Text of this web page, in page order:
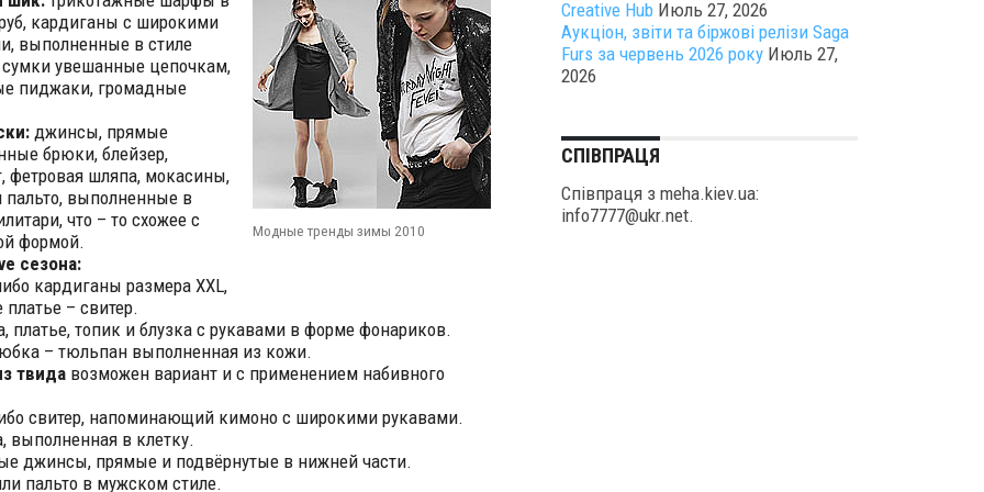
Модные тренды зимы 2010
кардиганы с широкими
выполненные в стиле
увешанные цепочкам,
пиджаки, громадные
джинсы, прямые
брюки, блейзер,
фетровая шляпа, мокасины,
пальто, выполненные в
что – то схожее с
формой.
сезона:
кардиганы размера XXL,
– свитер.
платье, топик и блузка с рукавами в форме фонариков.
– тюльпан выполненная из кожи.
твидавозможен вариант и с применением набивного
свитер, напоминающий кимоно с широкими рукавами.
выполненная в клетку.
джинсы, прямые и подвёрнутые в нижней части.
пальто в мужском стиле.
Creative Hub Июль 27, 2026
Аукціон, звіти та біржові релізи Saga
Furs за червень 2026 року Июль 27,
2026
СПІВПРАЦЯ
Співпраця з meha.kiev.ua:
info7777@ukr.net.